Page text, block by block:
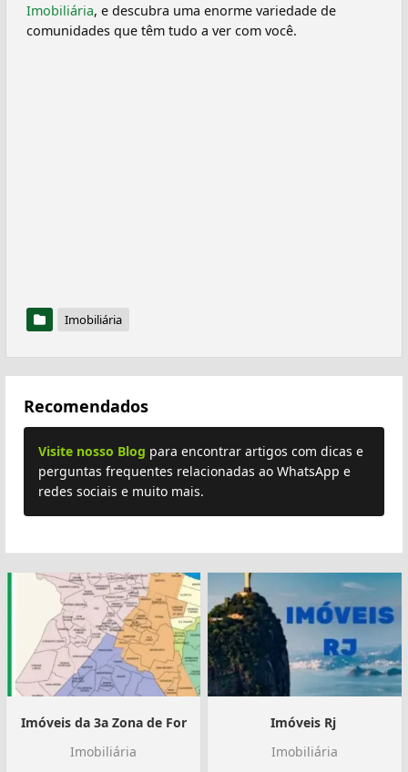
Imobiliária, e descubra uma enorme variedade de
comunidades que têm tudo a ver com você.
Imobiliária
Recomendados
Visite nosso Blog para encontrar artigos com dicas e
perguntas frequentes relacionadas ao WhatsApp e
redes sociais e muito mais.
Imóveis da 3a Zona de For
Imobiliária
Imóveis Rj ️
Imobiliária